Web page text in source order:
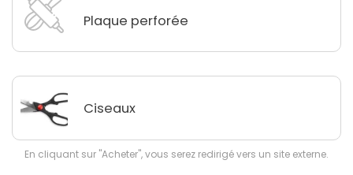
Plaque perforée
Ciseaux
En cliquant sur "Acheter", vous serez redirigé vers un site externe.